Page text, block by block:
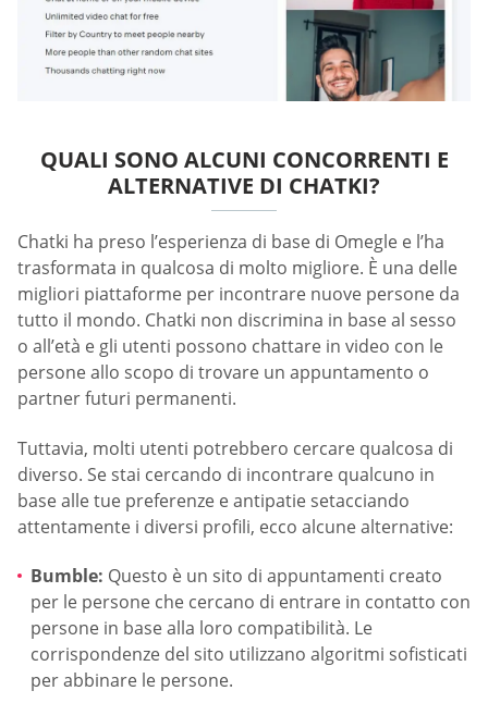
QUALI SONO ALCUNI CONCORRENTI E
ALTERNATIVE DI CHATKI?
Chatki ha preso l’esperienza di base di Omegle e l’ha
trasformata in qualcosa di molto migliore. È una delle
migliori piattaforme per incontrare nuove persone da
tutto il mondo. Chatki non discrimina in base al sesso
o all’età e gli utenti possono chattare in video con le
persone allo scopo di trovare un appuntamento o
partner futuri permanenti.
Tuttavia, molti utenti potrebbero cercare qualcosa di
diverso. Se stai cercando di incontrare qualcuno in
base alle tue preferenze e antipatie setacciando
attentamente i diversi profili, ecco alcune alternative:
Bumble: Questo è un sito di appuntamenti creato
per le persone che cercano di entrare in contatto con
persone in base alla loro compatibilità. Le
corrispondenze del sito utilizzano algoritmi sofisticati
per abbinare le persone.